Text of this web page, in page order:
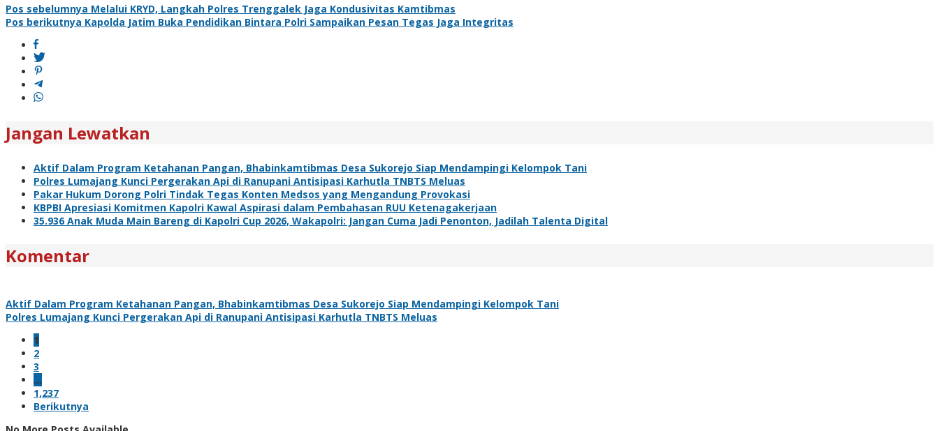
Navigasi
pos
Pos sebelumnya Melalui KRYD, Langkah Polres Trenggalek Jaga Kondusivitas Kamtibmas
Pos berikutnya Kapolda Jatim Buka Pendidikan Bintara Polri Sampaikan Pesan Tegas Jaga Integritas
Jangan Lewatkan
Aktif Dalam Program Ketahanan Pangan, Bhabinkamtibmas Desa Sukorejo Siap Mendampingi Kelompok Tani
Polres Lumajang Kunci Pergerakan Api di Ranupani Antisipasi Karhutla TNBTS Meluas
Pakar Hukum Dorong Polri Tindak Tegas Konten Medsos yang Mengandung Provokasi
KBPBI Apresiasi Komitmen Kapolri Kawal Aspirasi dalam Pembahasan RUU Ketenagakerjaan
35.936 Anak Muda Main Bareng di Kapolri Cup 2026, Wakapolri: Jangan Cuma Jadi Penonton, Jadilah Talenta Digital
Komentar
Aktif Dalam Program Ketahanan Pangan, Bhabinkamtibmas Desa Sukorejo Siap Mendampingi Kelompok Tani
Polres Lumajang Kunci Pergerakan Api di Ranupani Antisipasi Karhutla TNBTS Meluas
1
2
3
…
1,237
Berikutnya